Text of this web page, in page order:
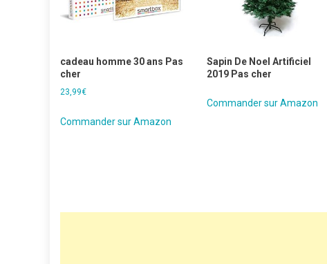
cadeau homme 30 ans Pas
cher
23,99€
Commander sur Amazon
Sapin De Noel Artificiel
2019 Pas cher
Commander sur Amazon